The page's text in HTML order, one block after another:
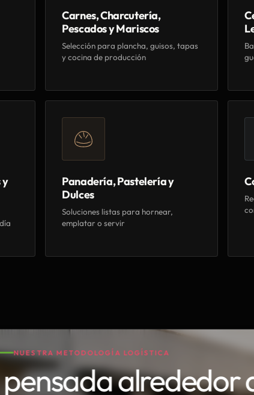
Carnes, Charcutería,
Pescados y Mariscos
Selección para plancha, guisos, tapas
y cocina de producción
y
Panadería, Pastelería y
Dulces
Soluciones listas para hornear,
emplatar o servir
NUESTRA METODOLOGÍA LOGÍSTICA
alrededor